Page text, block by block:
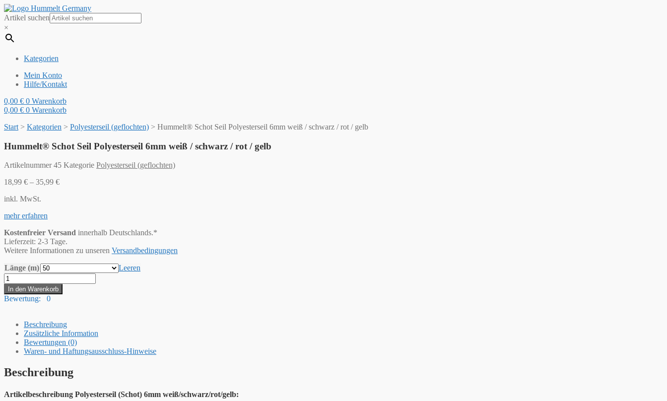
Artikel suchen
×
Kategorien
Mein Konto
Hilfe/Kontakt
0,00 € 0 Warenkorb
0,00 € 0 Warenkorb
Start > Kategorien > Polyesterseil (geflochten) > Hummelt® Schot Seil Polyesterseil 6mm weiß / schwarz / rot / gelb
Hummelt® Schot Seil Polyesterseil 6mm weiß / schwarz / rot / gelb
Artikelnummer45 Kategorie Polyesterseil (geflochten)
18,99 € – 35,99 €
inkl. MwSt.
mehr erfahren
Kostenfreier Versand innerhalb Deutschlands.*
Lieferzeit: 2-3 Tage.
Weitere Informationen zu unseren Versandbedingungen
Länge (m)
Leeren
Hummelt®
Schot
Seil
Polyesterseil
weiß
schwarz
/
gelb
In den Warenkorb
Bewertung: 0
Beschreibung
Zusätzliche Information
Bewertungen (0)
Waren- und Haftungsausschluss-Hinweise
Beschreibung
Artikelbeschreibung Polyesterseil (Schot) 6mm weiß/schwarz/rot/gelb: